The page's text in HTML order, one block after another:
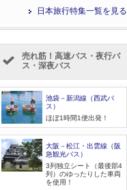
日本旅行特集一覧を見る
売れ筋！高速バス・夜行バ
ス・深夜バス
池袋－新潟線（西武バ
ス）
ほぼ1時間1便出発！
大阪－松江・出雲線（阪
急観光バス）
3列独立シート（最後部4
列）のゆったりした車両
を使用！